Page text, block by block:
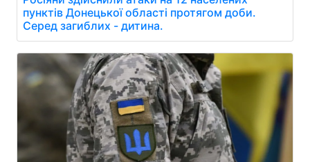
пунктів Донецької області протягом доби.
Серед загиблих - дитина.